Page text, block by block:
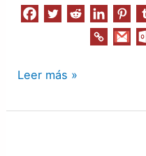
Leer más »